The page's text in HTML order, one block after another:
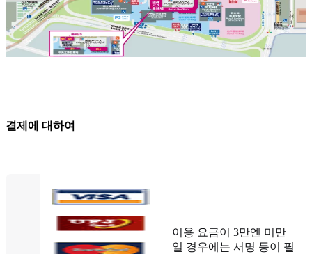
결제에 대하여
이용 요금이 3만엔 미만
일 경우에는 서명 등이 필